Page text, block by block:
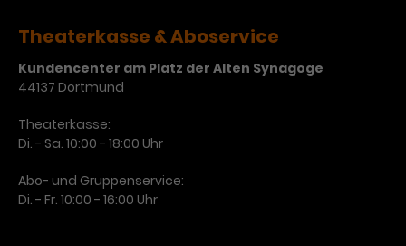
gesendet. Solange es gesetzt ist,
werden bestimmte
Datenübertragungen
Name IDE
Laufzeit 1 Jahr
Dieses Cookie dient der Anzeige
personalisierter Werbung und
Theaterkasse & Aboservice
Kundencenter am Platz der Alten Synagoge
44137 Dortmund
Theaterkasse:
Di. - Sa. 10:00 - 18:00 Uhr
Abo- und Gruppenservice:
Di. - Fr. 10:00 - 16:00 Uhr